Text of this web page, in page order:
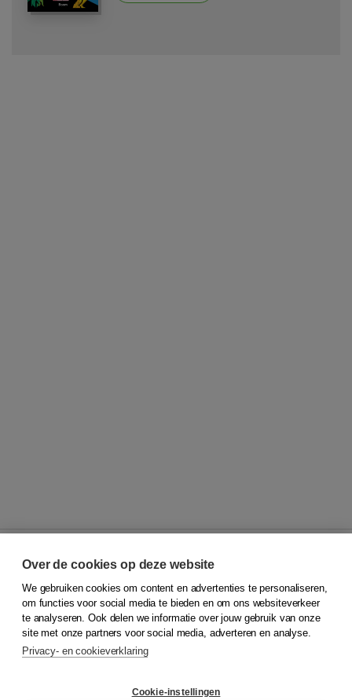
© 2026Koninklijke Boom uitgevers
Klantenservice
Service & informatie
Contact
Over de cookies op deze website
We gebruiken cookies om content en advertenties te personaliseren,
om functies voor social media te bieden en om ons websiteverkeer
te analyseren. Ook delen we informatie over jouw gebruik van onze
site met onze partners voor social media, adverteren en analyse.
Privacy- en cookieverklaring
Cookie-instellingen